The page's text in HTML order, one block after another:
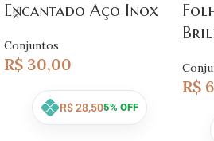
Encantado Aço Inox
Conjuntos
R$ 30,00
R$28,505% OFF
R$